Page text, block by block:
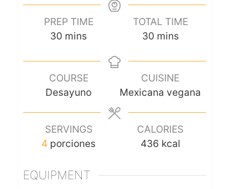
PREP TIME
30 mins
TOTAL TIME
30 mins
COURSE
Desayuno
CUISINE
Mexicana vegana
SERVINGS
4 porciones
CALORIES
436 kcal
EQUIPMENT